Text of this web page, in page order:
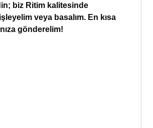
biz Ritim kalitesinde
veya basalım. En kısa
gönderelim!